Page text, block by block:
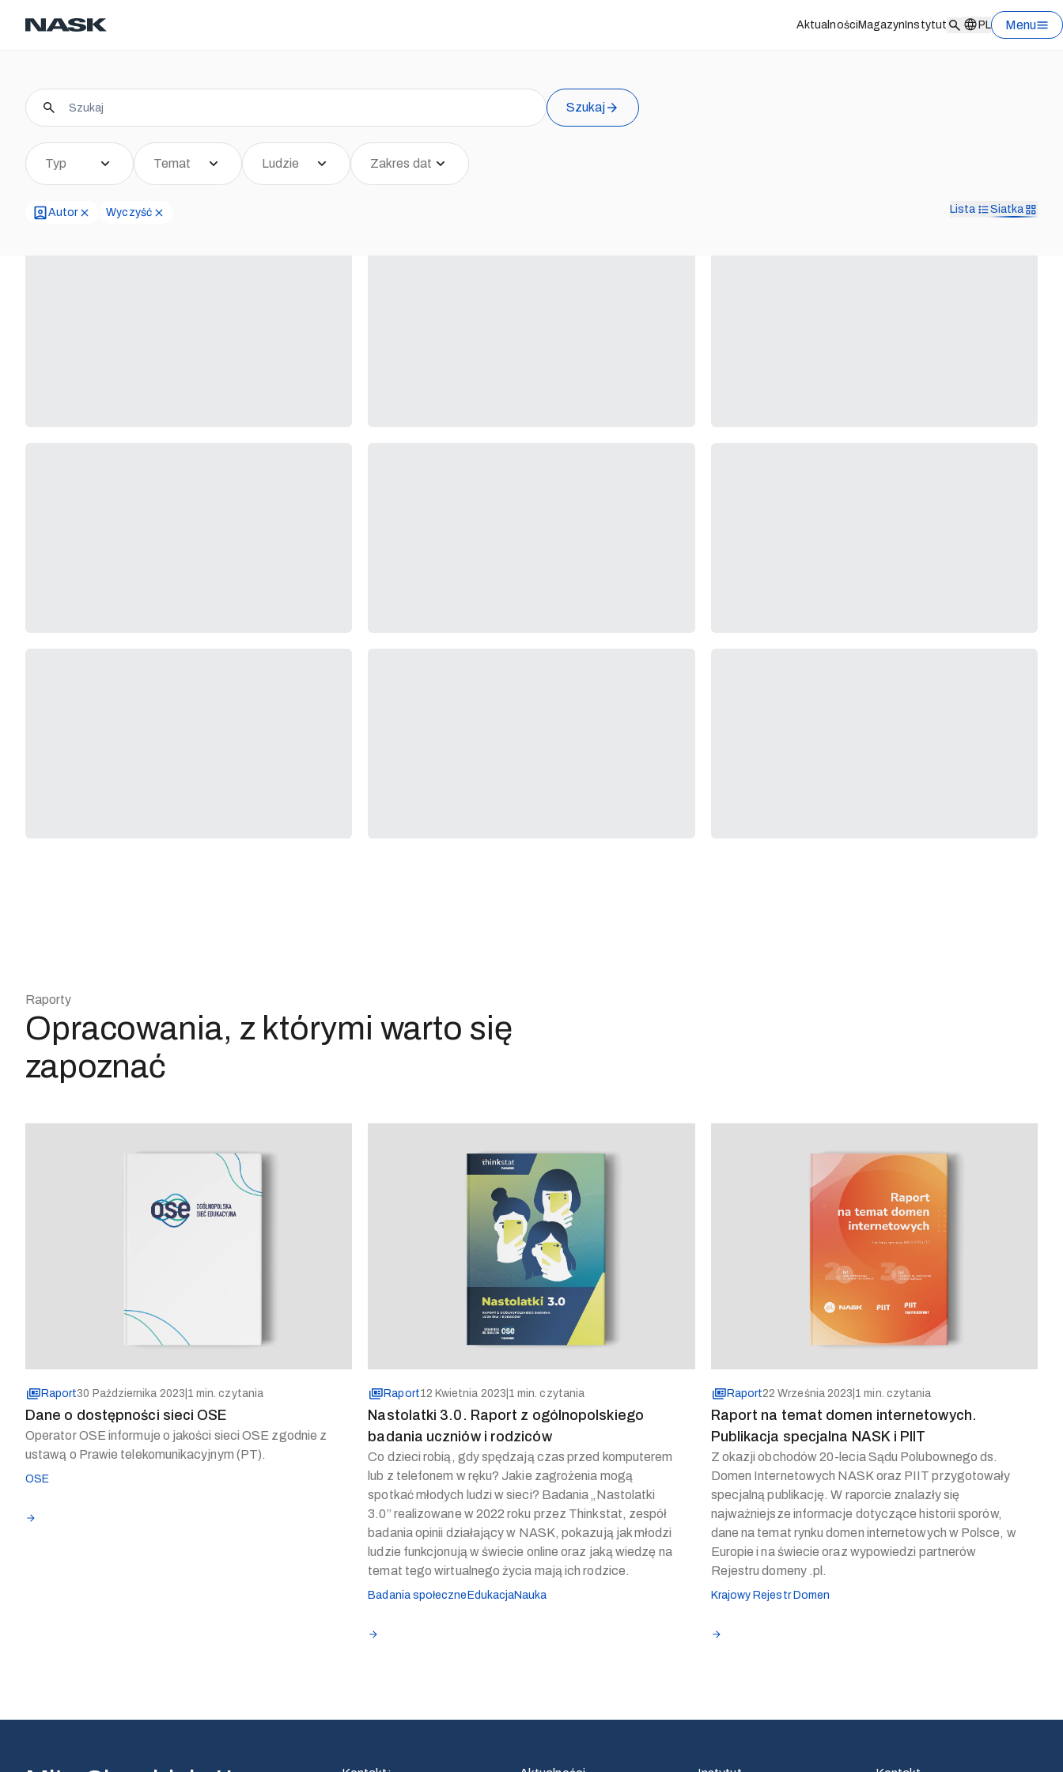
Aktualności Magazyn Instytut PL Menu
Szukaj
Typ Temat Ludzie Zakres dat
Autor Wyczyść Lista Siatka
Raporty
Opracowania, z którymi warto się
zapoznać
Raport30 Października 2023 1 min. czytania
Dane o dostępności sieci OSE
Operator OSE informuje o jakości sieci OSE zgodnie z
ustawą o Prawie telekomunikacyjnym (PT).
OSE
Raport12 Kwietnia 2023 1 min. czytania
Nastolatki 3.0. Raport z ogólnopolskiego
badania uczniów i rodziców
Co dzieci robią, gdy spędzają czas przed komputerem
lub z telefonem w ręku? Jakie zagrożenia mogą
spotkać młodych ludzi w sieci? Badania „Nastolatki
3.0” realizowane w 2022 roku przez Thinkstat, zespół
badania opinii działający w NASK, pokazują jak młodzi
ludzie funkcjonują w świecie online oraz jaką wiedzę na
temat tego wirtualnego życia mają ich rodzice.
Badania społeczne EdukacjaNauka
Raport22 Września 2023 1 min. czytania
Raport na temat domen internetowych.
Publikacja specjalna NASK i PIIT
Z okazji obchodów 20-lecia Sądu Polubownego ds.
Domen Internetowych NASK oraz PIIT przygotowały
specjalną publikację. W raporcie znalazły się
najważniejsze informacje dotyczące historii sporów,
dane na temat rynku domen internetowych w Polsce, w
Europie i na świecie oraz wypowiedzi partnerów
Rejestru domeny .pl.
Krajowy Rejestr Domen